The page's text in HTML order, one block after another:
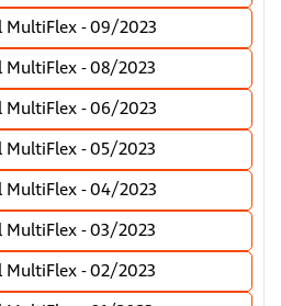
- 09/2023
- 08/2023
- 06/2023
- 05/2023
- 04/2023
- 03/2023
- 02/2023